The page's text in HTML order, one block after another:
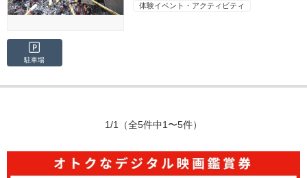
体験イベント・アクティビティ
駐車場
1/1 （全5件中1〜5件）